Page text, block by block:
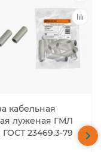
кабельная
луженая ГМЛ
ГОСТ 23469.3-79